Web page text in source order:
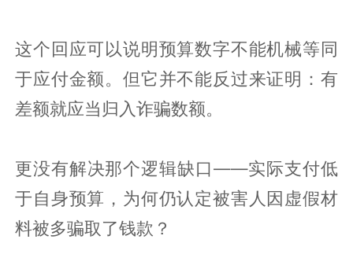
这个回应可以说明预算数字不能机械等同
于应付金额。但它并不能反过来证明：有
差额就应当归入诈骗数额。
更没有解决那个逻辑缺口——实际支付低
于自身预算，为何仍认定被害人因虚假材
料被多骗取了钱款？